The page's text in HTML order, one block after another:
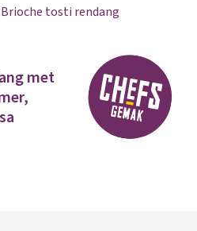
Brioche tosti rendang
met